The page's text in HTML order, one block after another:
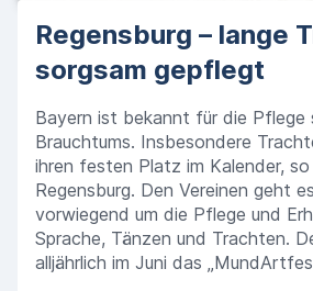
Regensburg – lange
sorgsam gepflegt
Bayern ist bekannt für die Pflege
Brauchtums. Insbesondere
ihren festen Platz im Kalender, so
Regensburg. Den Vereinen geht
vorwiegend um die Pflege und
Sprache, Tänzen und Trachten.
alljährlich im Juni das